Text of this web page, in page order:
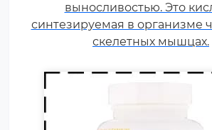
выносливостью. Это
синтезируемая в организме
скелетных мышцах.
увеличивают суточную
витаминов и минералов в